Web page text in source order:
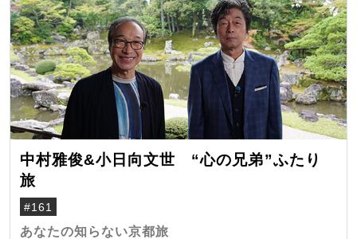
中村雅俊&小日向文世 “心の兄弟”ふたり
旅
#161
あなたの知らない京都旅